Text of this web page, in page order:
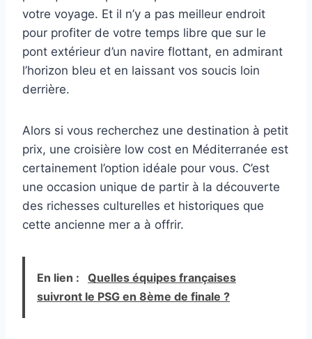
votre voyage. Et il n’y a pas meilleur endroit
pour profiter de votre temps libre que sur le
pont extérieur d’un navire flottant, en admirant
l’horizon bleu et en laissant vos soucis loin
derrière.
Alors si vous recherchez une destination à petit
prix, une croisière low cost en Méditerranée est
certainement l’option idéale pour vous. C’est
une occasion unique de partir à la découverte
des richesses culturelles et historiques que
cette ancienne mer a à offrir.
En lien :
Quelles équipes françaises
suivront le PSG en 8ème de finale ?